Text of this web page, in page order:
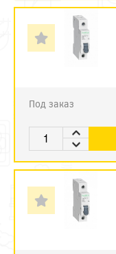
Под заказ